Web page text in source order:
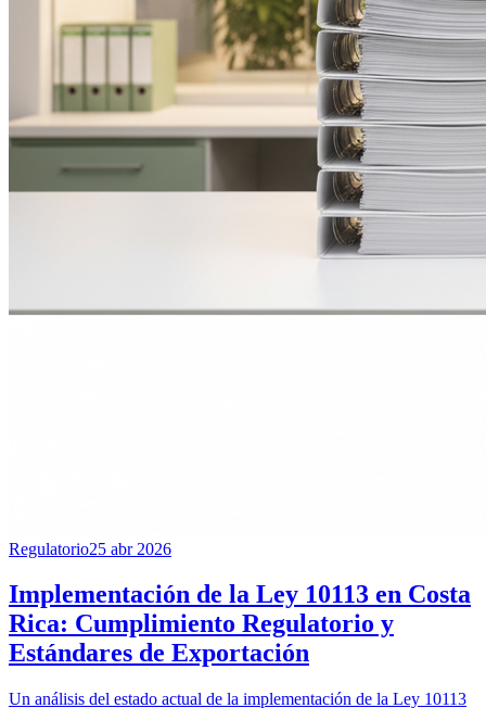
Regulatorio25 abr 2026
Implementación de la Ley 10113 en Costa
Rica: Cumplimiento Regulatorio y
Estándares de Exportación
Un análisis del estado actual de la implementación de la Ley 10113